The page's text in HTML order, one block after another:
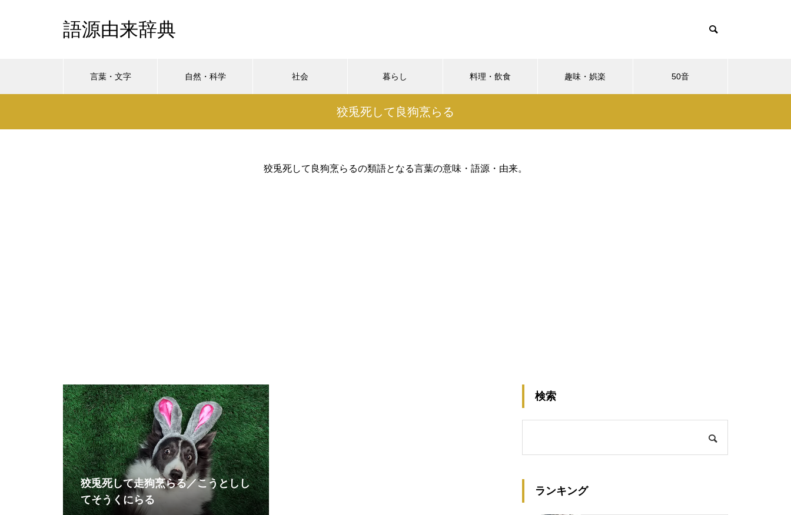
語源由来辞典
言葉・文字 自然・科学 社会 暮らし 料理・飲食 趣味・娯楽 50音
狡兎死して良狗烹らる
狡兎死して良狗烹らるの類語となる言葉の意味・語源・由来。
狡兎死して走狗烹らる／こうとしし
てそうくにらる
検索
ランキング